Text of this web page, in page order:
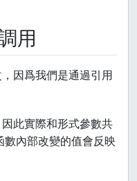
用
因爲我們是通過引用
此實際和形式參數共
內部改變的值會反映